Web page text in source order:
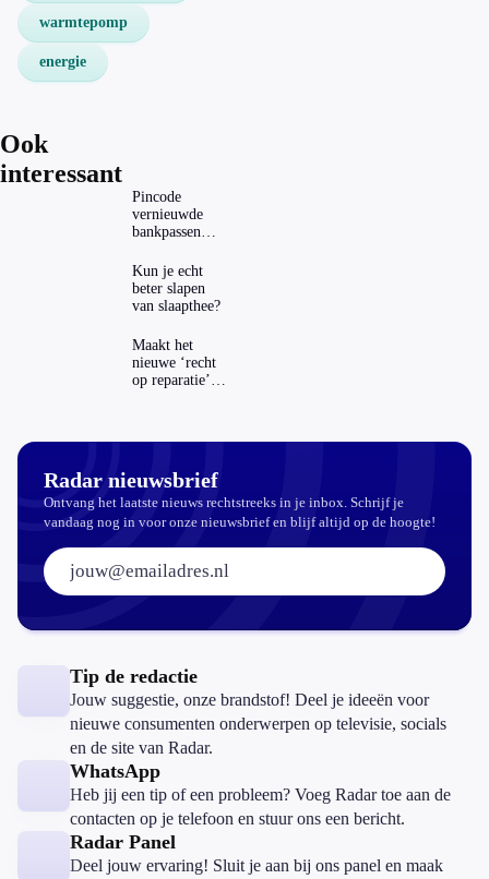
warmtepomp
energie
Ook
interessant
Pincode
vernieuwde
bankpassen
ING-app: is dat
wel veilig?
Kun je echt
beter slapen
van slaapthee?
Maakt het
nieuwe ‘recht
op reparatie’
Radar nieuwsbrief
Ontvang het laatste nieuws rechtstreeks in je inbox. Schrijf je
vandaag nog in voor onze nieuwsbrief en blijf altijd op de hoogte!
E-mailadres:
Tip de redactie
Jouw suggestie, onze brandstof! Deel je ideeën voor
nieuwe consumenten onderwerpen op televisie, socials
en de site van Radar.
WhatsApp
Heb jij een tip of een probleem? Voeg Radar toe aan de
contacten op je telefoon en stuur ons een bericht.
Radar Panel
Deel jouw ervaring! Sluit je aan bij ons panel en maak